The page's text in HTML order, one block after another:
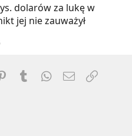
dolarów za lukę w
jej nie zauważył
PinterestTumblr WhatsApp
Email